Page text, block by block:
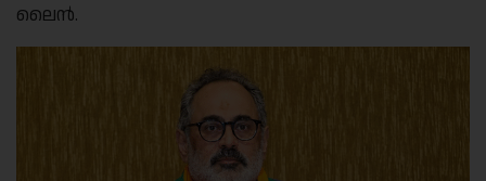
ലൈൻ.